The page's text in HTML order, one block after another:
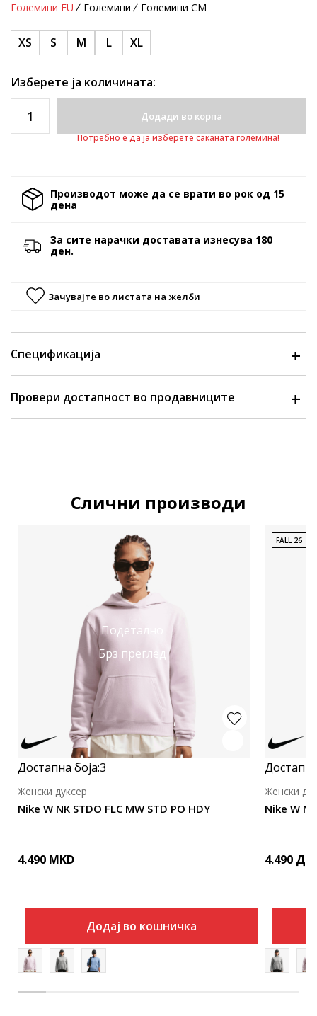
Големини EU Големини Големини CM
XS S M L XL
Изберете ја количината:
Додади во корпа
Потребно е да ја изберете саканата големина!
Производот може да се врати во рок од 15
денa
За сите нарачки доставата изнесува 180
ден.
Зачувајте во листата на желби
Спецификација
Провери достапност во продавниците
Слични производи
Подетално
Брз преглед
Достапна боја:3
Nike W NK STDO FLC MW STD PO HDY
Женски дуксер
4.490 MKD
Додај во кошничка
FALL 26
Nike W
Женски
4.490